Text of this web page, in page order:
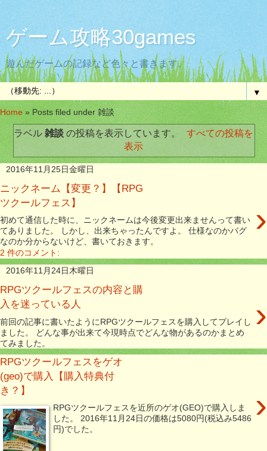
ゲーム攻略30games
遊んだゲームの記録など色々と書きます。
▼
Home»Posts filed under 雑談
ラベル 雑談の投稿を表示しています。 すべての投稿を
表示
2016年11月25日金曜日
ニックネーム【変更？】【RPG
ツクールフェス】
›
初めて通信した時に、ニックネームは今後変更出来ませんって書い
てありました。 しかし、出来ちゃったんですよ。 仕様なのかバグ
なのか分からないけど、書いておきます。
2 件のコメント:
2016年11月24日木曜日
RPGツクールフェスの内容と購
入を迷っている人
›
前回の記事に書いたようにRPGツクールフェスを購入してプレイし
ました。 どんな事が出来て今現時点でどんな物があるのかまとめ
てみました。
RPGツクールフェスをゲオ
(geo)で購入【購入特典付
き？】
›
RPGツクールフェスを近所のゲオ(GEO)で購入しま
した。 2016年11月24日の価格は5080円(税込み5486
円)でした。